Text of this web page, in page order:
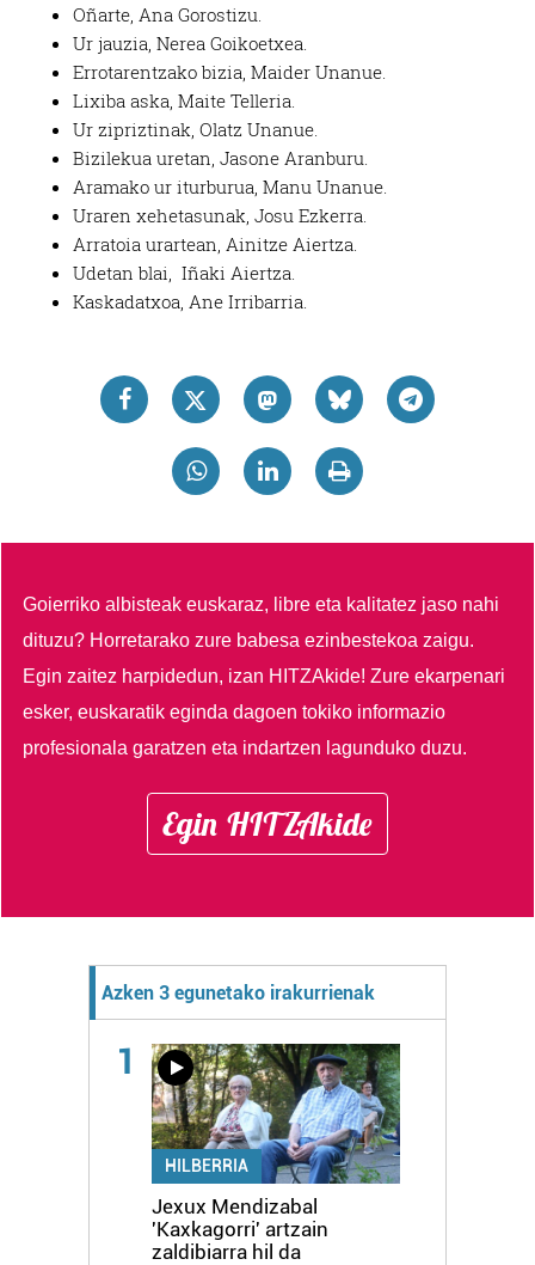
Oñarte, Ana Gorostizu.
Ur jauzia, Nerea Goikoetxea.
Errotarentzako bizia, Maider Unanue.
Lixiba aska, Maite Telleria.
Ur zipriztinak, Olatz Unanue.
Bizilekua uretan, Jasone Aranburu.
Aramako ur iturburua, Manu Unanue.
Uraren xehetasunak, Josu Ezkerra.
Arratoia urartean, Ainitze Aiertza.
Udetan blai, Iñaki Aiertza.
Kaskadatxoa, Ane Irribarria.
Goierriko albisteak euskaraz, libre eta kalitatez jaso nahi
dituzu? Horretarako zure babesa ezinbestekoa zaigu.
Egin zaitez harpidedun, izan HITZAkide!Zure ekarpenari
esker, euskaratik eginda dagoen tokiko informazio
profesionala garatzen eta indartzen lagunduko duzu.
Egin HITZAkide
Azken 3 egunetako irakurrienak
1
HILBERRIA
Jexux Mendizabal
'Kaxkagorri' artzain
zaldibiarra hil da